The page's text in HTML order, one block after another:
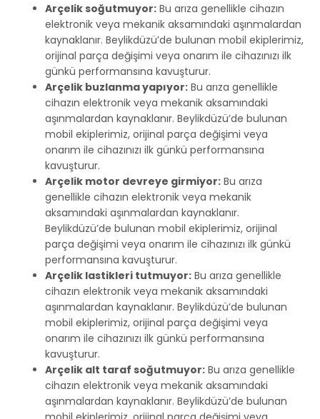
Arçelik soğutmuyor: Bu arıza genellikle cihazın
elektronik veya mekanik aksamındaki aşınmalardan
kaynaklanır. Beylikdüzü’de bulunan mobil ekiplerimiz,
orijinal parça değişimi veya onarım ile cihazınızı ilk
günkü performansına kavuşturur.
Arçelik buzlanma yapıyor: Bu arıza genellikle
cihazın elektronik veya mekanik aksamındaki
aşınmalardan kaynaklanır. Beylikdüzü’de bulunan
mobil ekiplerimiz, orijinal parça değişimi veya
onarım ile cihazınızı ilk günkü performansına
kavuşturur.
Arçelik motor devreye girmiyor: Bu arıza
genellikle cihazın elektronik veya mekanik
aksamındaki aşınmalardan kaynaklanır.
Beylikdüzü’de bulunan mobil ekiplerimiz, orijinal
parça değişimi veya onarım ile cihazınızı ilk günkü
performansına kavuşturur.
Arçelik lastikleri tutmuyor: Bu arıza genellikle
cihazın elektronik veya mekanik aksamındaki
aşınmalardan kaynaklanır. Beylikdüzü’de bulunan
mobil ekiplerimiz, orijinal parça değişimi veya
onarım ile cihazınızı ilk günkü performansına
kavuşturur.
Arçelik alt taraf soğutmuyor: Bu arıza genellikle
cihazın elektronik veya mekanik aksamındaki
aşınmalardan kaynaklanır. Beylikdüzü’de bulunan